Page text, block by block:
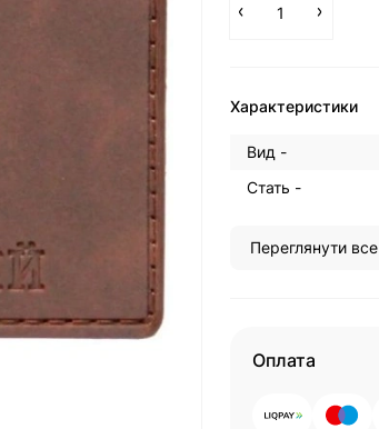
Характеристики
Вид -
Стать -
Переглянути все
Оплата